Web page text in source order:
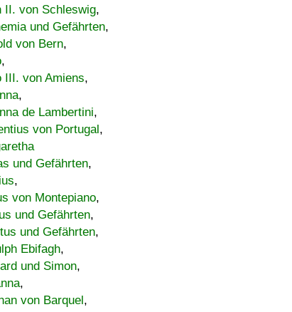
II. von Schleswig,
und Gefährten,
von Bern,
,
III. von Amiens,
,
de Lambertini,
von Portugal,
und Gefährten,
,
von Montepiano,
und Gefährten,
und Gefährten,
Ebifagh,
und Simon,
,
von Barquel,